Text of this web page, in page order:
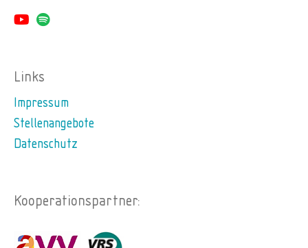
Links
Impressum
Stellenangebote
Datenschutz
Kooperationspartner: